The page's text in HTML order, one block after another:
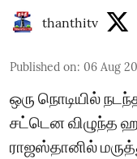
thanthitv
Published on: 06 Aug
ஒரு நொடியில்
சட்டென விழுந்த
ராஜஸ்தானில்